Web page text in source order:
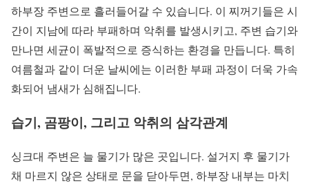
하부장 주변으로 흘러들어갈 수 있습니다. 이 찌꺼기들은 시
간이 지남에 따라 부패하며 악취를 발생시키고, 주변 습기와
만나면 세균이 폭발적으로 증식하는 환경을 만듭니다. 특히
여름철과 같이 더운 날씨에는 이러한 부패 과정이 더욱 가속
화되어 냄새가 심해집니다.
습기, 곰팡이, 그리고 악취의 삼각관계
싱크대 주변은 늘 물기가 많은 곳입니다. 설거지 후 물기가
채 마르지 않은 상태로 문을 닫아두면, 하부장 내부는 마치